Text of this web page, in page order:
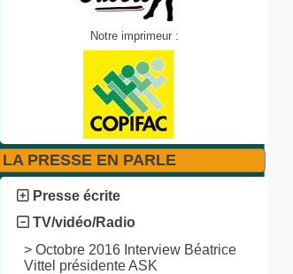
Notre imprimeur :
LA PRESSE EN PARLE
Presse écrite
TV/vidéo/Radio
> Octobre 2016 Interview Béatrice
Vittel présidente ASK